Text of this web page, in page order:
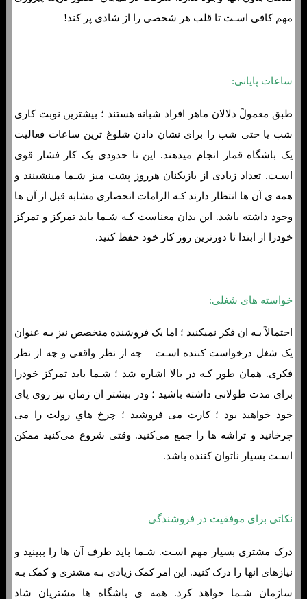
مهم کافی اسـت تا قلب هر شخصی را از شادی پر کند!
ساعات پایانی:
طبق معمولً دلالان ماهر افراد شبانه هستند ؛ بیشترین نوبت کاری
شب یا حتی شب را برای نشان دادن شلوغ ترین ساعات فعالیت
یک باشگاه قمار انجام میدهند. این تا حدودی یک کار فشار قوی
اسـت. تعداد زیادی از بازیکنان هرروز پشت میز شـما مینشینند و
همه ی آن ها انتظار دارند کـه الزامات انحصاری مشابه قبل از آن ها
وجود داشته باشد. این بدان معناست کـه شـما باید تمرکز و تمرکز
خودرا از ابتدا تا دورترین روز کار خود حفظ کنید.
خواسته های شغلی:
احتمالاً بـه ان فکر نمیکنید ؛ اما یک فروشنده متخصص نیز بـه عنوان
یک شغل درخواست کننده اسـت – چه از نظر واقعی و چه از نظر
فکری. همان طور کـه در بالا اشاره شد ؛ شـما باید تمرکز خودرا
برای مدت طولانی داشته باشید ؛ ودر بیشتر ان زمان نیز روی پای
خود خواهید بود ؛ کارت می فروشید ؛ چرخ هاي‌ رولت را می
چرخانید و تراشه ها را جمع می‌کنید. وقتی شروع می‌کنید ممکن
اسـت بسیار ناتوان کننده باشد.
نکاتی برای موفقیت در فروشندگی
درک مشتری بسیار مهم اسـت. شـما باید طرف آن ها را ببینید و
نیازهای انها را درک کنید. این امر کمک زیادی بـه مشتری و کمک بـه
سازمان شـما خواهد کرد. همه ی باشگاه ها مشتریان شاد